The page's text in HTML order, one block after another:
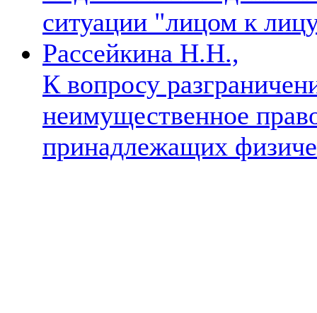
ситуации "лицом к
Рассейкина Н.Н.,
К вопросу
неимущественное
принадлежащих